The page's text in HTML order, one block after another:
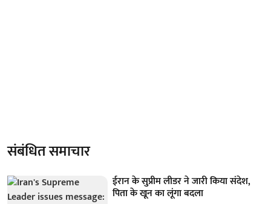
संबंधित समाचार
ईरान के सुप्रीम लीडर ने जारी किया संदेश,
पिता के खून का लूंगा बदला